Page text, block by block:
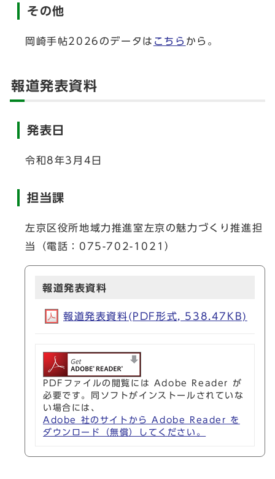
その他
岡崎手帖2026のデータは こちら から。
報道発表資料
発表日
令和8年3月4日
担当課
左京区役所地域力推進室左京の魅力づくり推進担
当（電話：075-702-1021）
報道発表資料
報道発表資料(PDF形式, 538.47KB)
PDFファイルの閲覧には Adobe Reader が
必要です。同ソフトがインストールされていな
い場合には、
Adobe 社のサイトから Adobe Reader を
ダウンロード（無償）してください。